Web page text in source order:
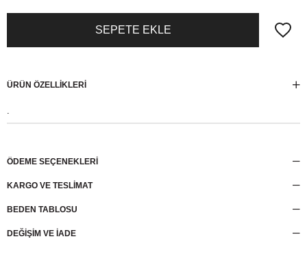
ÜRÜN ÖZELLIKLERI
.
ÖDEME SEÇENEKLERI
KARGO VE TESLİMAT
BEDEN TABLOSU
DEĞİŞİM VE İADE